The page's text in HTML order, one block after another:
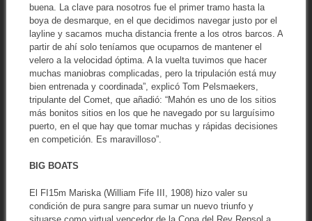
buena. La clave para nosotros fue el primer tramo hasta la
boya de desmarque, en el que decidimos navegar justo por el
layline y sacamos mucha distancia frente a los otros barcos. A
partir de ahí solo teníamos que ocuparnos de mantener el
velero a la velocidad óptima. A la vuelta tuvimos que hacer
muchas maniobras complicadas, pero la tripulación está muy
bien entrenada y coordinada”, explicó Tom Pelsmaekers,
tripulante del Comet, que añadió: “Mahón es uno de los sitios
más bonitos sitios en los que he navegado por su larguísimo
puerto, en el que hay que tomar muchas y rápidas decisiones
en competición. Es maravilloso”.
BIG BOATS
El FI15m Mariska (William Fife III, 1908) hizo valer su
condición de pura sangre para sumar un nuevo triunfo y